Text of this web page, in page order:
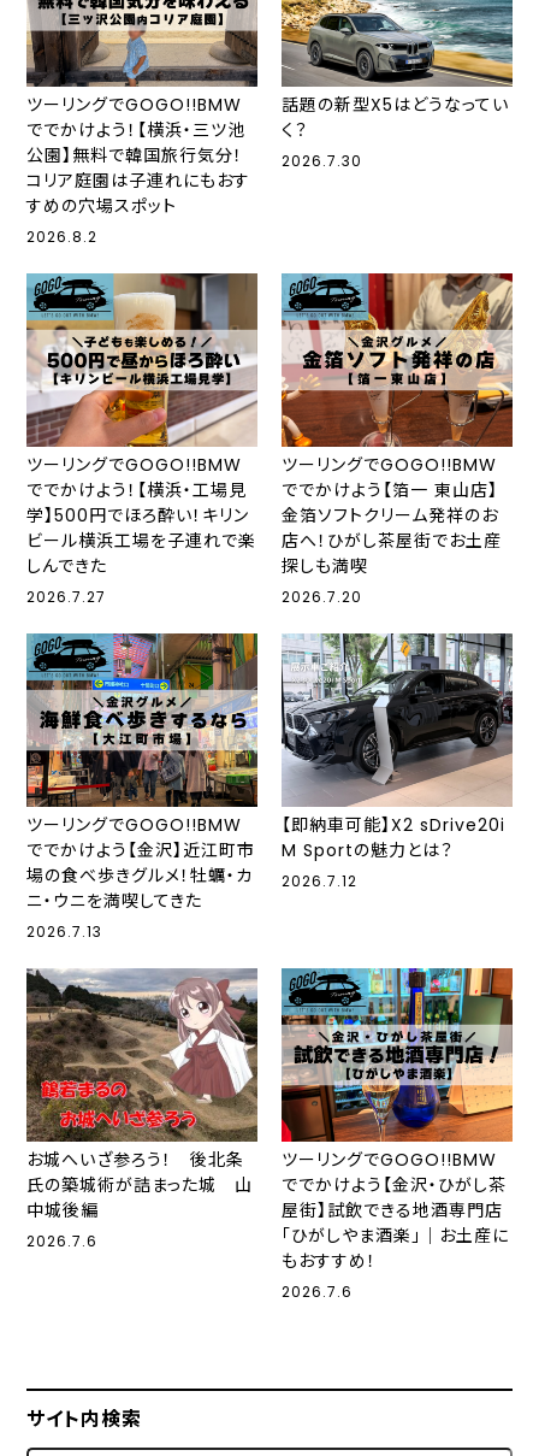
ツーリングでGOGO!!BMW
ででかけよう！【横浜・三ツ池
公園】無料で韓国旅行気分！
コリア庭園は子連れにもおす
すめの穴場スポット
2026.8.2
話題の新型X5はどうなってい
く？
2026.7.30
ツーリングでGOGO!!BMW
ででかけよう！【横浜・工場見
学】500円でほろ酔い！キリン
ビール横浜工場を子連れで楽
しんできた
2026.7.27
ツーリングでGOGO!!BMW
ででかけよう【箔一 東山店】
金箔ソフトクリーム発祥のお
店へ！ひがし茶屋街でお土産
探しも満喫
2026.7.20
ツーリングでGOGO!!BMW
ででかけよう【金沢】近江町市
場の食べ歩きグルメ！牡蠣・カ
ニ・ウニを満喫してきた
2026.7.13
【即納車可能】X2 sDrive20i
M Sportの魅力とは？
2026.7.12
お城へいざ参ろう！ 後北条
氏の築城術が詰まった城 山
中城後編
2026.7.6
ツーリングでGOGO!!BMW
ででかけよう【金沢・ひがし茶
屋街】試飲できる地酒専門店
「ひがしやま酒楽」｜お土産に
もおすすめ！
2026.7.6
サイト内検索